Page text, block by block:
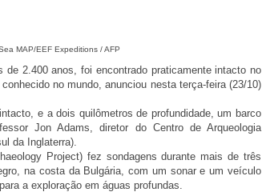
MAP/EEF Expeditions / AFP
2.400 anos, foi encontrado praticamente intacto no
no mundo, anunciou nesta terça-feira (23/10)
e a dois quilômetros de profundidade, um barco
Jon Adams, diretor do Centro de Arqueologia
da Inglaterra).
Project) fez sondagens durante mais de três
na costa da Bulgária, com um sonar e um veículo
a exploração em águas profundas.